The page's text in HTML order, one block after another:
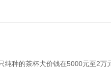
纯种的茶杯犬价钱在5000元至2万